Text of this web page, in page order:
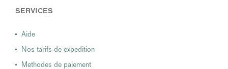
SERVICES
Aide
Nos tarifs de expedition
Methodes de paiement